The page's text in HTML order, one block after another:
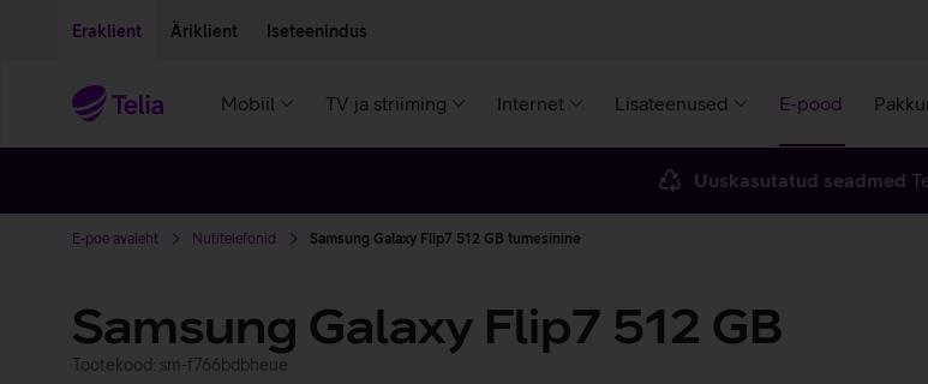
Eraklient Äriklient Iseteenindus
Mobiil TV ja striiming Internet Lisateenused E-pood
Uuskasutatud seadmed
E-poe avaleht Nutitelefonid Samsung Galaxy Flip7 512 GB tumesinine
Samsung Galaxy Flip7 512 GB
Tootekood: sm-f766bdbheue